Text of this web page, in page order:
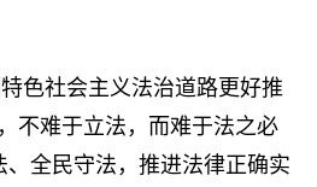
色社会主义法治道路更好推
不难于立法，而难于法之必
全民守法，推进法律正确实